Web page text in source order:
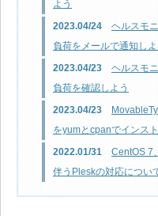
よう
2023.04/24
ヘルスモ
負荷をメールで通知しよ
2023.04/23
ヘルスモ
負荷を確認しよう
2023.04/23
をyumとcpanでインス
2022.01/31
CentOS 7
伴うPleskの対応につい